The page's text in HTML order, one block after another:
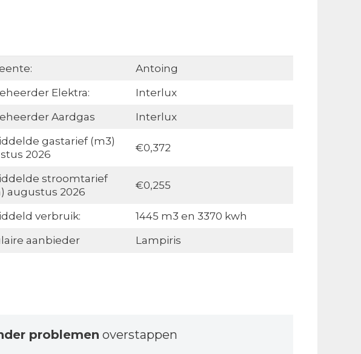
Antoing
Elektra:
Interlux
Aardgas
Interlux
gastarief (m3)
2026
€0,372
stroomtarief
augustus 2026
€0,255
verbruik:
1445 m3 en 3370 kwh
aanbieder
Lampiris
problemen overstappen